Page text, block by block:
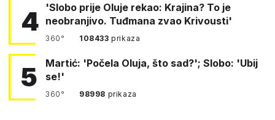
4
'Slobo prije Oluje rekao: Krajina? To je
neobranjivo. Tuđmana zvao Krivousti'
360° 108433prikaza
5
Martić: 'Počela Oluja, što sad?'; Slobo: 'Ubij
se!'
360° 98998 prikaza